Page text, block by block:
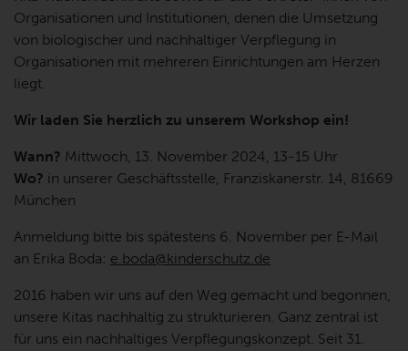
Organisationen und Institutionen, denen die Umsetzung
von biologischer und nachhaltiger Verpflegung in
Organisationen mit mehreren Einrichtungen am Herzen
liegt.
Wir laden Sie herzlich zu unserem Workshop ein!
Wann? Mittwoch, 13. November 2024, 13-15 Uhr
Wo? in unserer Geschäftsstelle, Franziskanerstr. 14, 81669
München
Anmeldung bitte bis spätestens 6. November per E-Mail
an Erika Boda: e.boda@kinderschutz.de
2016 haben wir uns auf den Weg gemacht und begonnen,
unsere Kitas nachhaltig zu strukturieren. Ganz zentral ist
für uns ein nachhaltiges Verpflegungskonzept. Seit 31.